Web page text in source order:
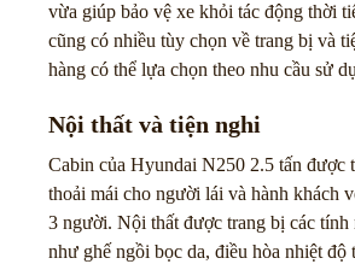
vừa giúp bảo vệ xe khỏi tác động thời
cũng có nhiều tùy chọn về trang bị và
hàng có thể lựa chọn theo nhu cầu sử
Nội thất và tiện nghi
Cabin của Hyundai N250 2.5 tấn được
thoải mái cho người lái và hành khách
3 người. Nội thất được trang bị các tính
như ghế ngồi bọc da, điều hòa nhiệt độ